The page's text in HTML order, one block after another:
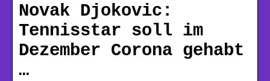
Novak Djokovic:
Tennisstar soll im
Dezember Corona gehabt
…